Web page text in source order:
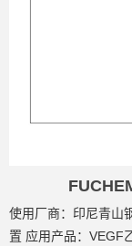
使用厂商：印尼青山
置 应用产品：VEGF